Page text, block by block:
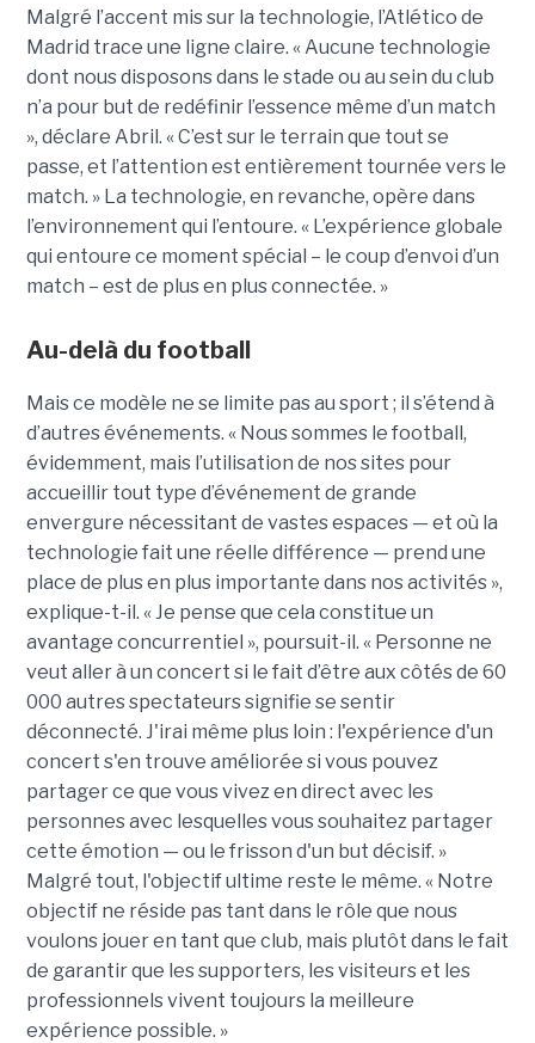
Malgré l’accent mis sur la technologie, l’Atlético de
Madrid trace une ligne claire. « Aucune technologie
dont nous disposons dans le stade ou au sein du club
n’a pour but de redéfinir l’essence même d’un match
», déclare Abril. « C’est sur le terrain que tout se
passe, et l’attention est entièrement tournée vers le
match. » La technologie, en revanche, opère dans
l’environnement qui l’entoure. « L’expérience globale
qui entoure ce moment spécial – le coup d’envoi d’un
match – est de plus en plus connectée. »
Au-delà du football
Mais ce modèle ne se limite pas au sport ; il s’étend à
d’autres événements. « Nous sommes le football,
évidemment, mais l’utilisation de nos sites pour
accueillir tout type d’événement de grande
envergure nécessitant de vastes espaces — et où la
technologie fait une réelle différence — prend une
place de plus en plus importante dans nos activités »,
explique-t-il. « Je pense que cela constitue un
avantage concurrentiel », poursuit-il. « Personne ne
veut aller à un concert si le fait d’être aux côtés de 60
000 autres spectateurs signifie se sentir
déconnecté. J'irai même plus loin : l'expérience d'un
concert s'en trouve améliorée si vous pouvez
partager ce que vous vivez en direct avec les
personnes avec lesquelles vous souhaitez partager
cette émotion — ou le frisson d'un but décisif. »
Malgré tout, l'objectif ultime reste le même. « Notre
objectif ne réside pas tant dans le rôle que nous
voulons jouer en tant que club, mais plutôt dans le fait
de garantir que les supporters, les visiteurs et les
professionnels vivent toujours la meilleure
expérience possible. »